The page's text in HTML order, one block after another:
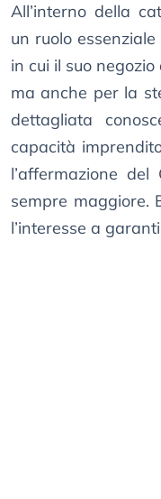
All’interno della
un ruolo
in cui il suo
ma anche per la
dettagliata
capacità
l’affermazione
sempre maggiore.
l’interesse a